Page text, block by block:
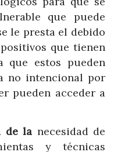
que puede
le presta el debido
que tienen
que estos pueden
no intencional por
pueden acceder a
de la necesidad de
y técnicas